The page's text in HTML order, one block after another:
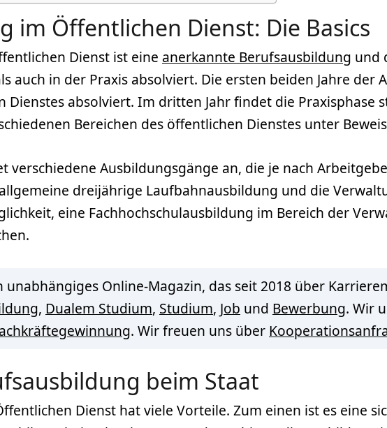
im Öffentlichen Dienst: Die Basics
Dienst ist eine anerkannte Berufsausbildung und
auch in der Praxis absolviert. Die ersten beiden Jahre
Dienstes absolviert. Im dritten Jahr findet die Praxisphase
Bereichen des öffentlichen Dienstes unter
verschiedene Ausbildungsgänge an, die je nach
dreijährige Laufbahnausbildung und die
eine Fachhochschulausbildung im Bereich der
unabhängiges Online-Magazin, das seit 2018 über
, Dualem Studium, Studium, Job und Bewerbung. Wir
. Wir freuen uns über
beim Staat
Dienst hat viele Vorteile. Zum einen ist es eine